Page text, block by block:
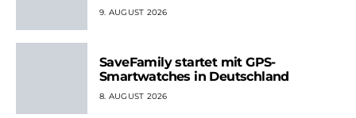
9. AUGUST 2026
SaveFamily startet mit GPS-
Smartwatches in Deutschland
8. AUGUST 2026